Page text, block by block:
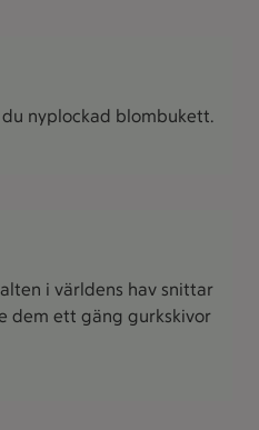
nyplockad blombukett.
i världens hav snittar
dem ett gäng gurkskivor